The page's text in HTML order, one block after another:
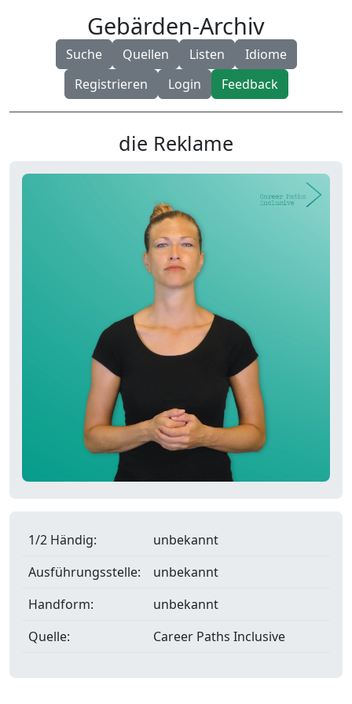
Gebärden-Archiv
Suche Quellen Listen
Idiome
Registrieren
Login Feedback
die Reklame
1/2 Händig:
unbekannt
Ausführungsstelle:
unbekannt
Handform:
unbekannt
Quelle:
Career Paths Inclusive